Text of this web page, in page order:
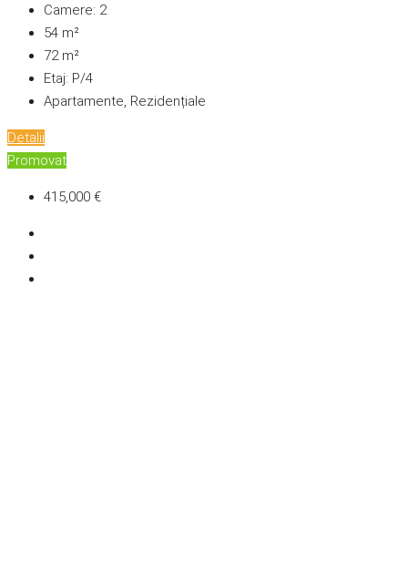
Camere: 2
54 m²
72m²
Etaj: P/4
Apartamente, Rezidențiale
Detalii
Promovat
415,000 €